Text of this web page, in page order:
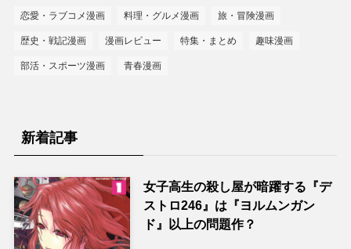
恋愛・ラブコメ漫画 料理・グルメ漫画 旅・冒険漫画
歴史・戦記漫画 漫画レビュー 特集・まとめ 趣味漫画
部活・スポーツ漫画 青春漫画
新着記事
女子高生の殺し屋が暗躍する『デ
ストロ246』は『ヨルムンガン
ド』以上の問題作？